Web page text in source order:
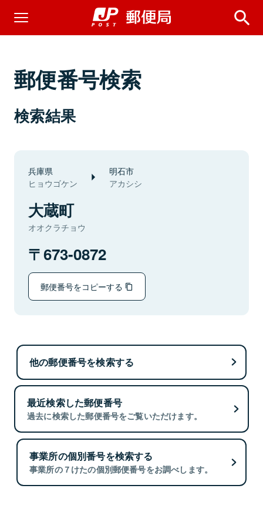
郵便番号検索
検索結果
兵庫県
ヒョウゴケン
明石市
アカシシ
大蔵町
オオクラチョウ
673-0872
郵便番号をコピーする
他の郵便番号を検索する
最近検索した郵便番号
過去に検索した郵便番号をご覧いただけます。
事業所の個別番号を検索する
事業所の７けたの個別郵便番号をお調べします。